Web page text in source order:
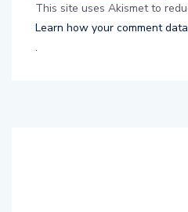
This site uses Akismet to
Learn how your comment
.